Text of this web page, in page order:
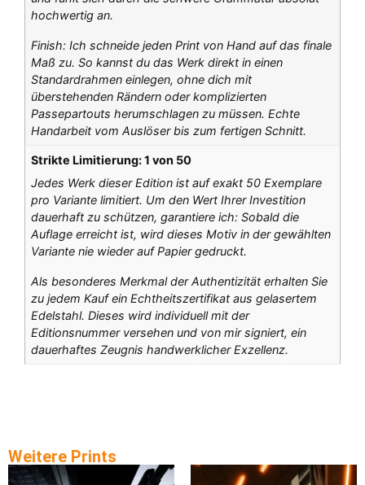
hochwertig an.
Finish: Ich schneide jeden Print von Hand auf das finale
Maß zu. So kannst du das Werk direkt in einen
Standardrahmen einlegen, ohne dich mit
überstehenden Rändern oder komplizierten
Passepartouts herumschlagen zu müssen. Echte
Handarbeit vom Auslöser bis zum fertigen Schnitt.
Strikte Limitierung: 1 von 50
Jedes Werk dieser Edition ist auf exakt 50 Exemplare
pro Variante limitiert. Um den Wert Ihrer Investition
dauerhaft zu schützen, garantiere ich: Sobald die
Auflage erreicht ist, wird dieses Motiv in der gewählten
Variante nie wieder auf Papier gedruckt.
Als besonderes Merkmal der Authentizität erhalten Sie
zu jedem Kauf ein Echtheitszertifikat aus gelasertem
Edelstahl. Dieses wird individuell mit der
Editionsnummer versehen und von mir signiert, ein
dauerhaftes Zeugnis handwerklicher Exzellenz.
Weitere Prints